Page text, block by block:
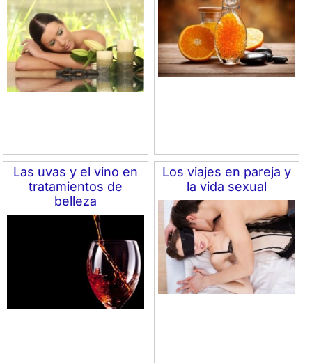
Las uvas y el vino en
tratamientos de
belleza
Los viajes en pareja y
la vida sexual